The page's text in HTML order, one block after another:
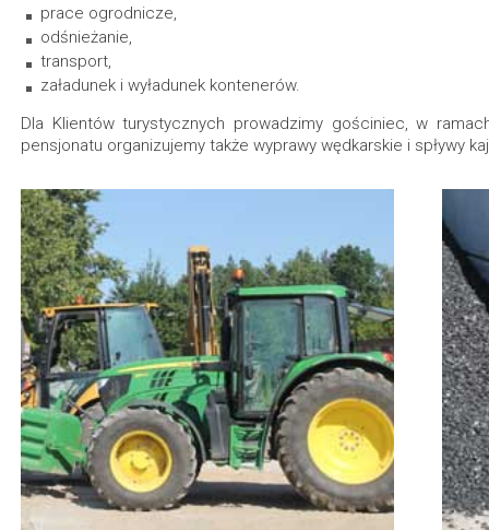
prace ogrodnicze,
odśnieżanie,
transport,
załadunek i wyładunek kontenerów.
Dla Klientów turystycznych prowadzimy gościniec, w
pensjonatu organizujemy także wyprawy wędkarskie i spływy